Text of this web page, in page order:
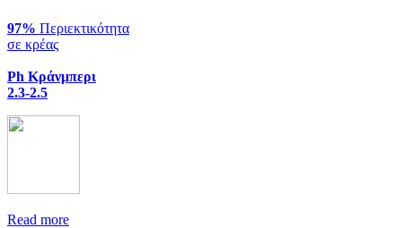
97% Περιεκτικότητα
σε κρέας
Ph Κράνμπερι
2.3-2.5
Read more